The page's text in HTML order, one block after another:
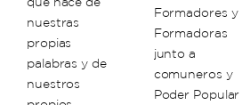
nuestras
propias
palabras y de
nuestros
Formadores y
Formadoras
junto a
comuneros y
Poder Popular